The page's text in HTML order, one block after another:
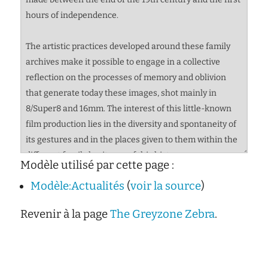
Modèle utilisé par cette page :
Modèle:Actualités (voir la source)
Revenir à la pageThe Greyzone Zebra.